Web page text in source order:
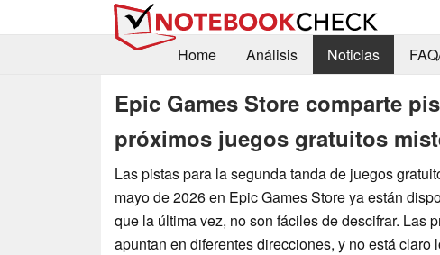
Home
Análisis Noticias
Epic Games Store comparte
próximos juegos gratuitos
Las pistas para la segunda tanda de juegos
mayo de 2026 en Epic Games Store ya están
que la última vez, no son fáciles de descifrar. Las
apuntan en diferentes direcciones, y no está claro